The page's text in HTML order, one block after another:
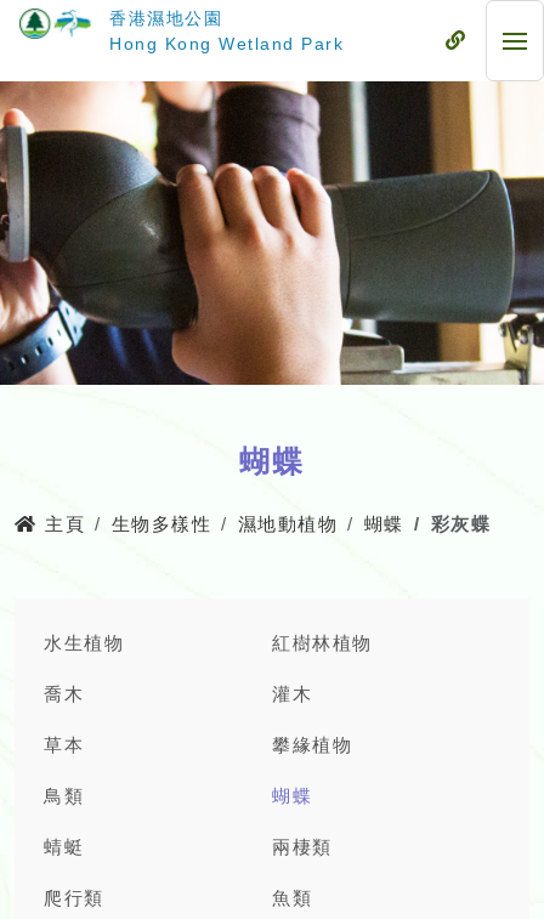
要
內
容
香港濕地公園
Hong Kong Wetland Park
流
流
動
蝴蝶
主頁 生物多樣性 濕地動植物 蝴蝶 彩灰蝶
水生植物 紅樹林植物
喬木 灌木
草本 攀緣植物
鳥類 蝴蝶
蜻蜓 兩棲類
爬行類 魚類